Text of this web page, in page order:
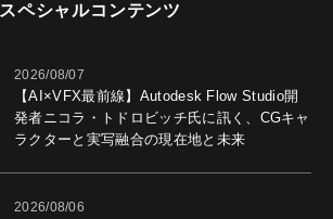
スペシャルコンテンツ
2026/08/07
【AI×VFX最前線】Autodesk Flow Studio開
発者ニコラ・トドロビッチ氏に訊く、CGキャ
ラクターと実写融合の現在地と未来
2026/08/06